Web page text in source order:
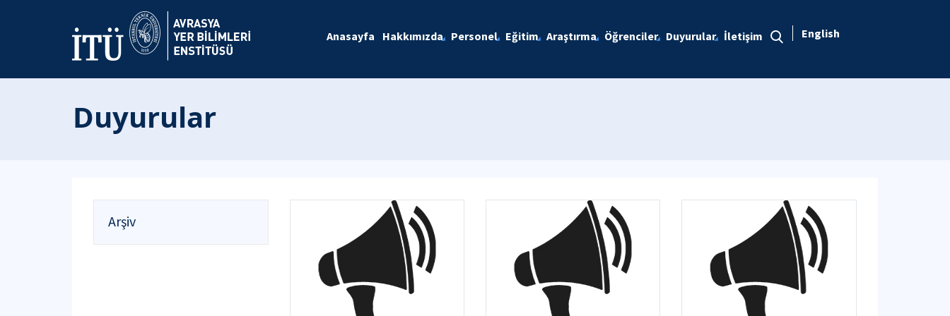
Anasayfa Hakkımızda Personel Eğitim Araştırma Öğrenciler Duyurular İletişim English
Duyurular
Arşiv